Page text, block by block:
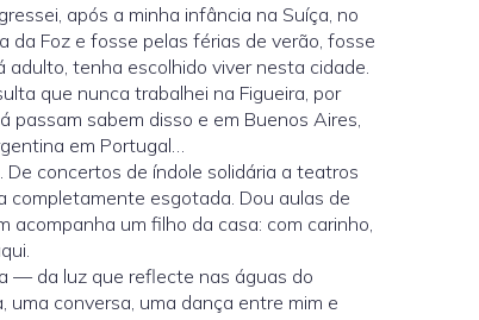
após a minha infância na Suíça, no
da Foz e fosse pelas férias de verão, fosse
adulto, tenha escolhido viver nesta cidade.
que nunca trabalhei na Figueira, por
passam sabem disso e em Buenos Aires,
em Portugal…
concertos de índole solidária a teatros
completamente esgotada. Dou aulas de
acompanha um filho da casa: com carinho,
— da luz que reflecte nas águas do
conversa, uma dança entre mim e